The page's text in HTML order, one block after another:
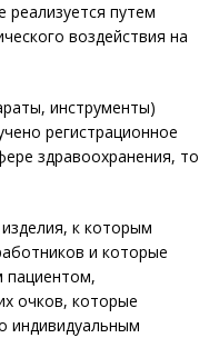
путем
воздействия на
инструменты)
регистрационное
здравоохранения, то
к которым
и которые
пациентом,
очков, которые
индивидуальным